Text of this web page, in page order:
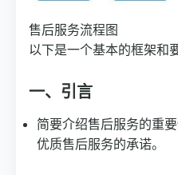
售后服务流程图
以下是一个基本的框架和
一、引言
简要介绍售后服务的重
优质售后服务的承诺。